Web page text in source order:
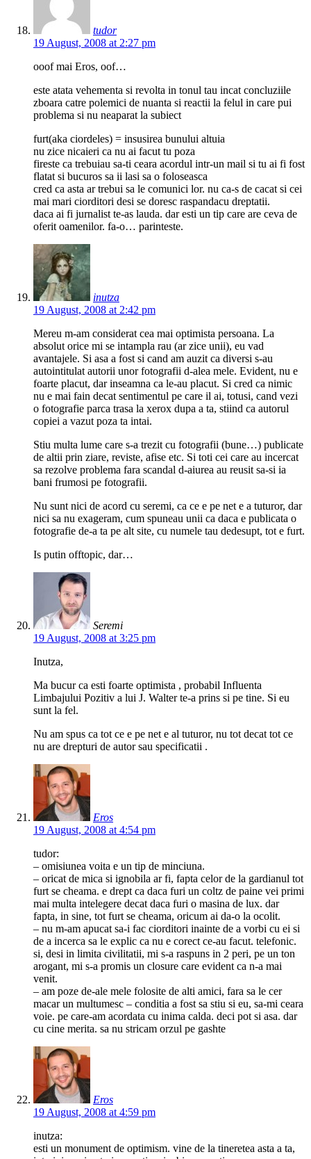
tudor
19 August, 2008 at 2:27 pm
ooof mai Eros, oof…
este atata vehementa si revolta in tonul tau incat concluziile
zboara catre polemici de nuanta si reactii la felul in care pui
problema si nu neaparat la subiect
furt(aka ciordeles) = insusirea bunului altuia
nu zice nicaieri ca nu ai facut tu poza
fireste ca trebuiau sa-ti ceara acordul intr-un mail si tu ai fi fost
flatat si bucuros sa ii lasi sa o foloseasca
cred ca asta ar trebui sa le comunici lor. nu ca-s de cacat si cei
mai mari ciorditori desi se doresc raspandacu dreptatii.
daca ai fi jurnalist te-as lauda. dar esti un tip care are ceva de
oferit oamenilor. fa-o… parinteste.
inutza
19 August, 2008 at 2:42 pm
Mereu m-am considerat cea mai optimista persoana. La
absolut orice mi se intampla rau (ar zice unii), eu vad
avantajele. Si asa a fost si cand am auzit ca diversi s-au
autointitulat autorii unor fotografii d-alea mele. Evident, nu e
foarte placut, dar inseamna ca le-au placut. Si cred ca nimic
nu e mai fain decat sentimentul pe care il ai, totusi, cand vezi
o fotografie parca trasa la xerox dupa a ta, stiind ca autorul
copiei a vazut poza ta intai.
Stiu multa lume care s-a trezit cu fotografii (bune…) publicate
de altii prin ziare, reviste, afise etc. Si toti cei care au incercat
sa rezolve problema fara scandal d-aiurea au reusit sa-si ia
bani frumosi pe fotografii.
Nu sunt nici de acord cu seremi, ca ce e pe net e a tuturor, dar
nici sa nu exageram, cum spuneau unii ca daca e publicata o
fotografie de-a ta pe alt site, cu numele tau dedesupt, tot e furt.
Is putin offtopic, dar…
Seremi
19 August, 2008 at 3:25 pm
Inutza,
Ma bucur ca esti foarte optimista , probabil Influenta
Limbajului Pozitiv a lui J. Walter te-a prins si pe tine. Si eu
sunt la fel.
Nu am spus ca tot ce e pe net e al tuturor, nu tot decat tot ce
nu are drepturi de autor sau specificatii .
Eros
19 August, 2008 at 4:54 pm
tudor:
– omisiunea voita e un tip de minciuna.
– oricat de mica si ignobila ar fi, fapta celor de la gardianul tot
furt se cheama. e drept ca daca furi un coltz de paine vei primi
mai multa intelegere decat daca furi o masina de lux. dar
fapta, in sine, tot furt se cheama, oricum ai da-o la ocolit.
– nu m-am apucat sa-i fac ciorditori inainte de a vorbi cu ei si
de a incerca sa le explic ca nu e corect ce-au facut. telefonic.
si, desi in limita civilitatii, mi s-a raspuns in 2 peri, pe un ton
arogant, mi s-a promis un closure care evident ca n-a mai
venit.
– am poze de-ale mele folosite de alti amici, fara sa le cer
macar un multumesc – conditia a fost sa stiu si eu, sa-mi ceara
voie. pe care-am acordata cu inima calda. deci pot si asa. dar
cu cine merita. sa nu stricam orzul pe gashte
Eros
19 August, 2008 at 4:59 pm
inutza:
esti un monument de optimism. vine de la tineretea asta a ta,